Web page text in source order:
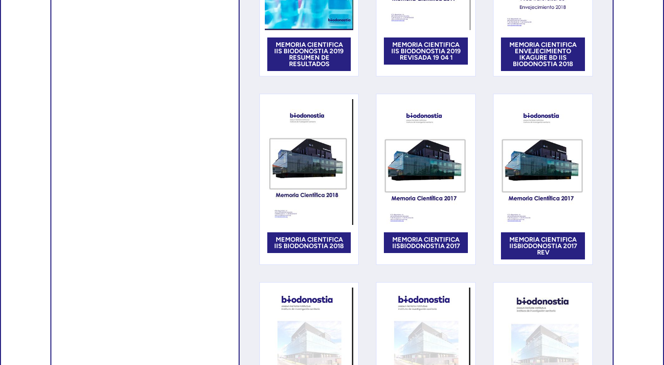
MEMORIA CIENTIFICA
IIS BIODONOSTIA 2019
RESUMEN DE
RESULTADOS
MEMORIA CIENTIFICA
IIS BIODONOSTIA 2019
REVISADA 19 04 1
MEMORIA CIENTIFICA
ENVEJECIMIENTO
IKAGURE BD IIS
BIODONOSTIA 2018
MEMORIA CIENTIFICA
IIS BIODONOSTIA 2018
MEMORIA CIENTIFICA
IISBIODONOSTIA 2017
MEMORIA CIENTIFICA
IISBIODONOSTIA 2017
REV